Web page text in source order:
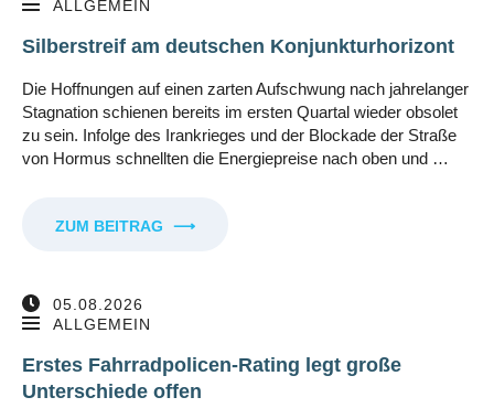
ALLGEMEIN
Silberstreif am deutschen Konjunkturhorizont
Die Hoffnungen auf einen zarten Aufschwung nach jahrelanger
Stagnation schienen bereits im ersten Quartal wieder obsolet
zu sein. Infolge des Irankrieges und der Blockade der Straße
von Hormus schnellten die Energiepreise nach oben und …
ZUM BEITRAG ⟶
05.08.2026
ALLGEMEIN
Erstes Fahrradpolicen-Rating legt große
Unterschiede offen